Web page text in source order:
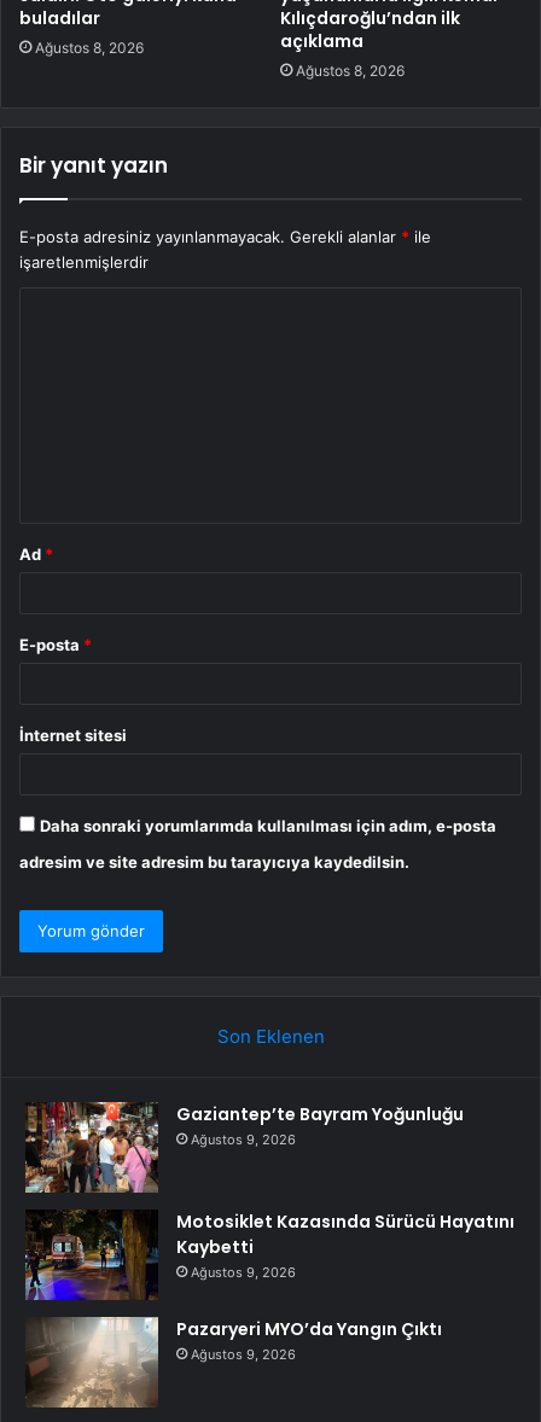
buladılar
Ağustos 8, 2026
Kılıçdaroğlu’ndan ilk
açıklama
Ağustos 8, 2026
Bir yanıt yazın
E-posta adresiniz yayınlanmayacak. Gerekli alanlar * ile
işaretlenmişlerdir
Ad *
E-posta *
İnternet sitesi
Daha sonraki yorumlarımda kullanılması için adım, e-posta
adresim ve site adresim bu tarayıcıya kaydedilsin.
Son Eklenen
Gaziantep’te Bayram Yoğunluğu
Ağustos 9, 2026
Motosiklet Kazasında Sürücü Hayatını
Kaybetti
Ağustos 9, 2026
Pazaryeri MYO’da Yangın Çıktı
Ağustos 9, 2026